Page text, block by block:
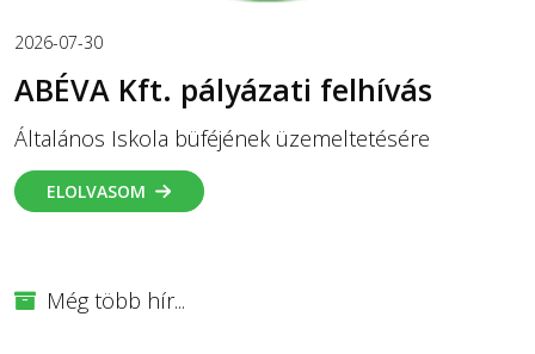
2026-07-30
ABÉVA Kft. pályázati felhívás
Általános Iskola büféjének üzemeltetésére
ELOLVASOM
Még több hír...